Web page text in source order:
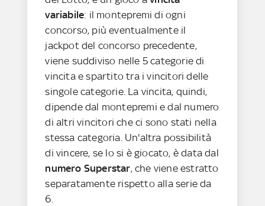
variabile: il montepremi di ogni
concorso, più eventualmente il
jackpot del concorso precedente,
viene suddiviso nelle 5 categorie di
vincita e spartito tra i vincitori delle
singole categorie. La vincita, quindi,
dipende dal montepremi e dal numero
di altri vincitori che ci sono stati nella
stessa categoria. Un'altra possibilità
di vincere, se lo si è giocato, è data dal
numero Superstar, che viene estratto
separatamente rispetto alla serie da
6.